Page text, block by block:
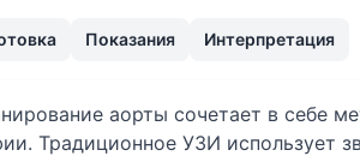
Показания Интерпретация
аорты сочетает в себе
Традиционное УЗИ использует